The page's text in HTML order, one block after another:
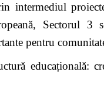
Sectorul 3
pentru
educațională: